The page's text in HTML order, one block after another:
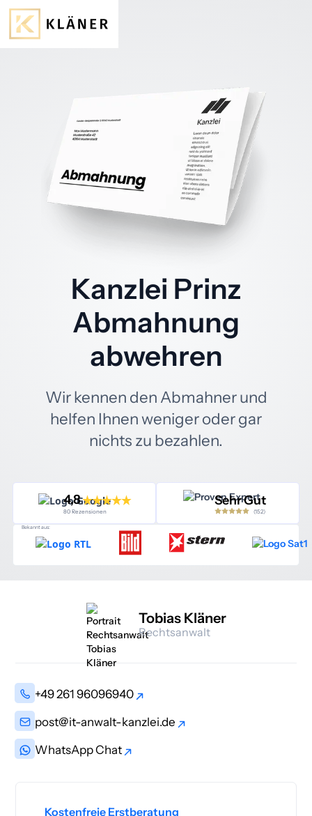
Kanzlei Prinz
Abmahnung
abwehren
Wir kennen den Abmahner und
helfen Ihnen weniger oder gar
nichts zu bezahlen.
4,8
80 Rezensionen
Sehr Gut
(152)
Bekannt aus:
Tobias Kläner
Rechtsanwalt
+49 261 96096940
post@it-anwalt-kanzlei.de
WhatsApp Chat
Kostenfreie Erstberatung